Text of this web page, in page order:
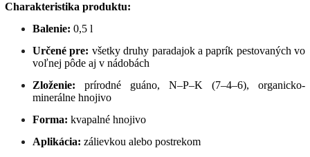
Charakteristika produktu:
Balenie: 0,5 l
Určené pre: všetky druhy paradajok a paprík pestovaných vo
voľnej pôde aj v nádobách
Zloženie: prírodné guáno, N–P–K (7–4–6), organicko-
minerálne hnojivo
Forma: kvapalné hnojivo
Aplikácia: zálievkou alebo postrekom